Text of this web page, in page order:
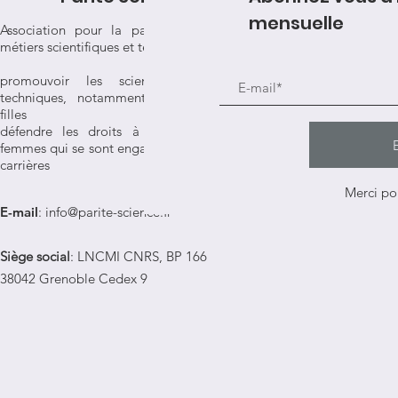
Association pour la parité dans les
métiers scientifiques et techniques
promouvoir les sciences et les
techniques, notamment auprès des
filles
défendre les droits à l'égalité des
femmes qui se sont engagées dans ces
carrières
E-mail: info@parite-science.fr
Siège social: LNCMI CNRS, BP 166
38042 Grenoble Cedex 9
mensuelle
Merci